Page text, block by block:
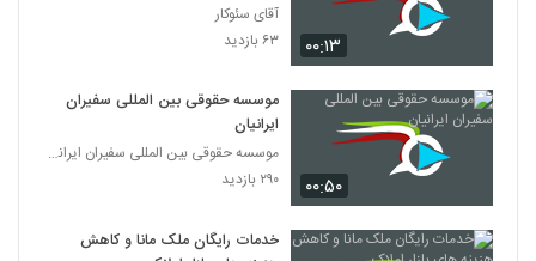
۰۰:۱۳
آقای سئوکار
۶۳ بازدید
۰۰:۵۰
موسسه حقوقی بین المللی سفیران
ایرانیان
موسسه حقوقی بین المللی سفیران ایرانیان
۲۹۰ بازدید
خدمات رایگان ملک مانا و کاهش